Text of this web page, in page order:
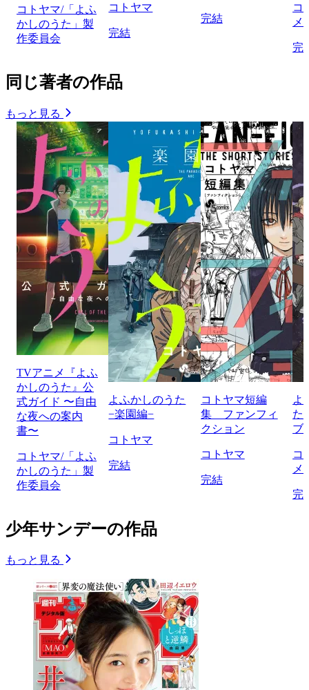
コトヤマ/「よふ
かしのうた」製
作委員会
コトヤマ
完結
完結
コ
メ
完
同じ著者の作品
もっと見る
TVアニメ『よふ
かしのうた』公
式ガイド 〜自由
な夜への案内
書〜
コトヤマ/「よふ
かしのうた」製
作委員会
よふかしのうた
−楽園編−
コトヤマ
完結
コトヤマ短編
集 ファンフィ
クション
コトヤマ
完結
よ
た
ブ
コ
メ
完
少年サンデーの作品
もっと見る